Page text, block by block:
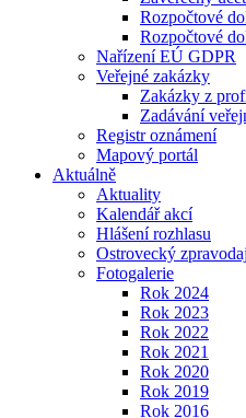
Rozpočtové
Rozpočtové
Nařízení EÚ GDPR
Veřejné zakázky
Zakázky z
Zadávání
Registr oznámení
Mapový portál
Aktuálně
Aktuality
Kalendář akcí
Hlášení rozhlasu
Ostrovecký zpravodaj
Fotogalerie
Rok 2024
Rok 2023
Rok 2022
Rok 2021
Rok 2020
Rok 2019
Rok 2016